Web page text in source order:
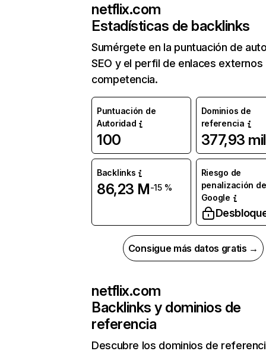
netflix.com
Estadísticas de backlinks
Sumérgete en la puntuación de
SEO y el perfil de enlaces externos
competencia.
Puntuación de
Autoridad
100
Dominios de
referencia
377,93 mil
Backlinks
86,23 M-15 %
Riesgo de
penalización de
Google
Consigue más datos gratis →
netflix.com
Backlinks y dominios de
referencia
Descubre los dominios de